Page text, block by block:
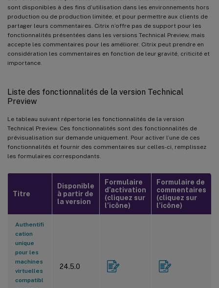
sont disponibles à des fins d’utilisation dans les environnements hors
production ou de production limitée, et pour permettre aux clients de
partager leurs commentaires. Citrix n’offre pas de support pour les
fonctionnalités présentées dans les versions Technical Preview, mais
accepte les commentaires pour les améliorer. Citrix peut prendre en
considération les commentaires en fonction de leur gravité, criticité et
importance.
Liste des fonctionnalités de la version Technical
Preview
Le tableau suivant répertorie les fonctionnalités de la version
Technical Preview. Ces fonctionnalités sont des fonctionnalités de
prévisualisation sur demande uniquement. Pour activer l’une de ces
fonctionnalités et fournir des commentaires sur celles-ci, remplissez
les formulaires correspondants.
Titre
Disponible
à partir de
la version
Formulaire
d’activation
(cliquez sur
l’icône)
Formulaire de
commentaires
(cliquez sur
l’icône)
Authentifi
cation
unique
pour les
machines
virtuelles
compatibl
24.5.0